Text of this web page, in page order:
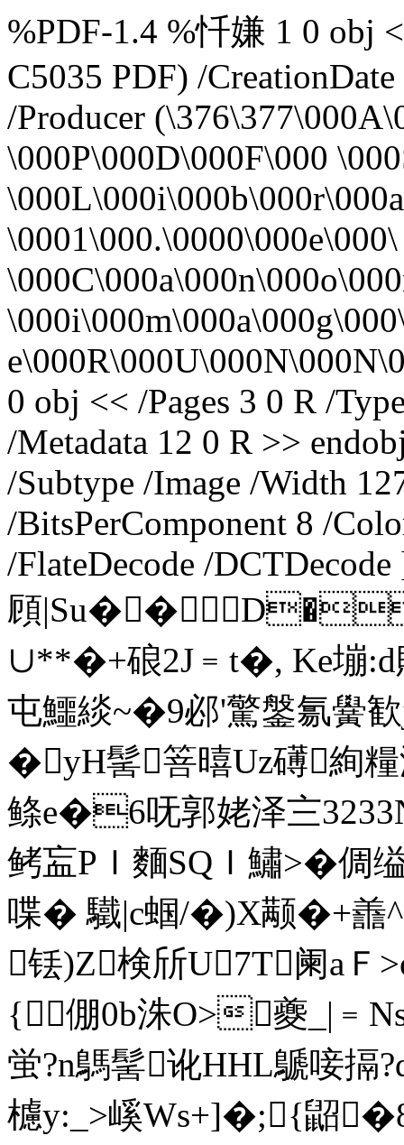
%PDF-1.4 %忏嫌 1 0 obj
C5035 PDF) /
/Producer
\000P\000D\000F\000
0 obj << /Pages 3 0 R /
/Metadata 12 0 R >>
/Subtype /Image /Width
/BitsPerComponent 8 /
/FlateDecode /
頋
∪**�+硠2J﹦t�, Ke塴:d
屯鱷緂~�9邲'驚鎜氱黌
�yH髺箁暿Uz礡絢
鲦e�6呒郭姥泽〨
鲓衁PＩ麵SQＩ鱐>�
喋� 驖|c蝈/�)X颟�+譱
铥)Z検斦U7T阑a
{∶倗0b洙O>夔
蛍?n鷌髺讹HHL鷈唼搹
櫖y:_>嵠Ws+]�;{鼦